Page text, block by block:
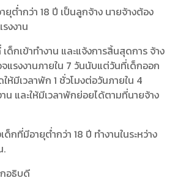
ต่ำกว่า 18 ปี เป็นลูกจ้าง นายจ้างต้อง
งงาน
ด็กเข้าทำงาน และแจ้งการสิ้นสุดการ จ้าง
รงงานภายใน 7 วันนับแต่วันที่เด็กออก
ห้มีเวลาพัก 1 ชั่วโมงต่อวันภายใน 4
น และให้มีเวลาพักย่อยได้ตามที่นายจ้าง
กที่มีอายุต่ำกว่า 18 ปี ทำงานในระหว่าง
.
อธิบดี